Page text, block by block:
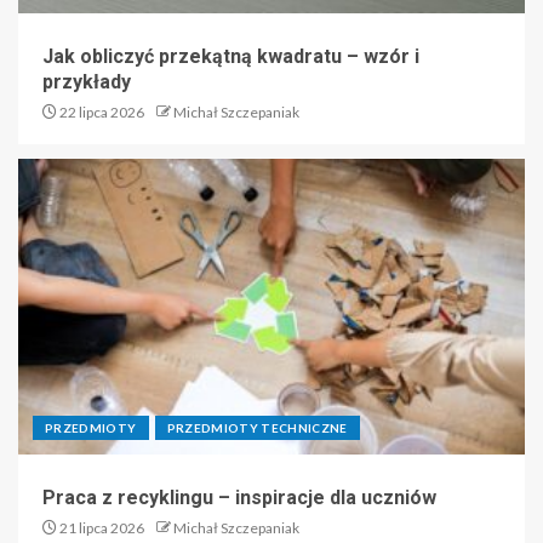
Jak obliczyć przekątną kwadratu – wzór i
przykłady
22 lipca 2026 Michał Szczepaniak
PRZEDMIOTY PRZEDMIOTY TECHNICZNE
Praca z recyklingu – inspiracje dla uczniów
21 lipca 2026 Michał Szczepaniak